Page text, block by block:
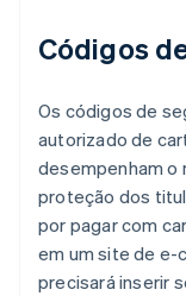
Códigos
Os códigos de
autorizado de
desempenham o
proteção dos
por pagar com
em um site de e-
precisará inserir